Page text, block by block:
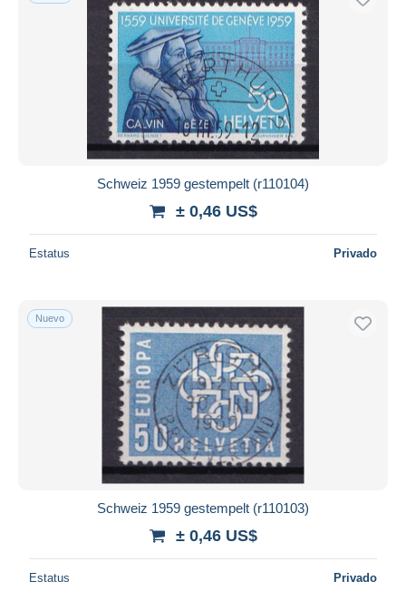
Schweiz 1959 gestempelt (r110104)
± 0,46 US$
Estatus Privado
Nuevo
Schweiz 1959 gestempelt (r110103)
± 0,46 US$
Estatus Privado